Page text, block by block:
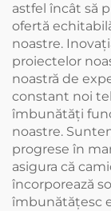
astfel încât să
ofertă
noastre.
proiectelor
noastră de
constant noi
îmbunătăţi
noastre.
progrese în
asigura că
încorporează
îmbunătăţesc